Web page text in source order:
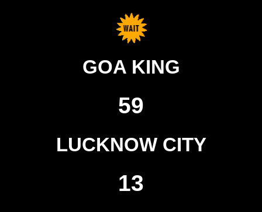
GOA KING
59
LUCKNOW CITY
13